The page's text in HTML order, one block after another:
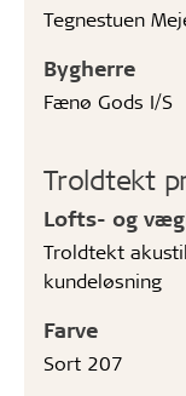
Tegnestuen
Bygherre
Fænø Gods I/S
Troldtekt
Lofts- og
Troldtekt
kundeløsning
Farve
Sort 207